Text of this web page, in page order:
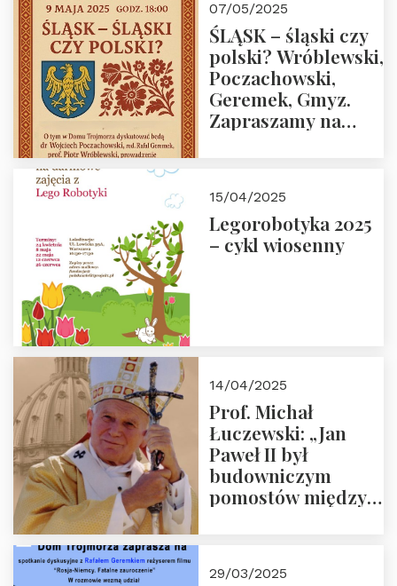
07/05/2025
ŚLĄSK – śląski czy
polski? Wróblewski,
Poczachowski,
Geremek, Gmyz.
Zapraszamy na
Trójmorza.
15/04/2025
Legorobotyka 2025
– cykl wiosenny
14/04/2025
Prof. Michał
Łuczewski: „Jan
Paweł II był
budowniczym
pomostów między
29/03/2025